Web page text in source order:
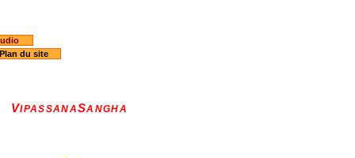
Plan du site
VIPASSANASANGHA